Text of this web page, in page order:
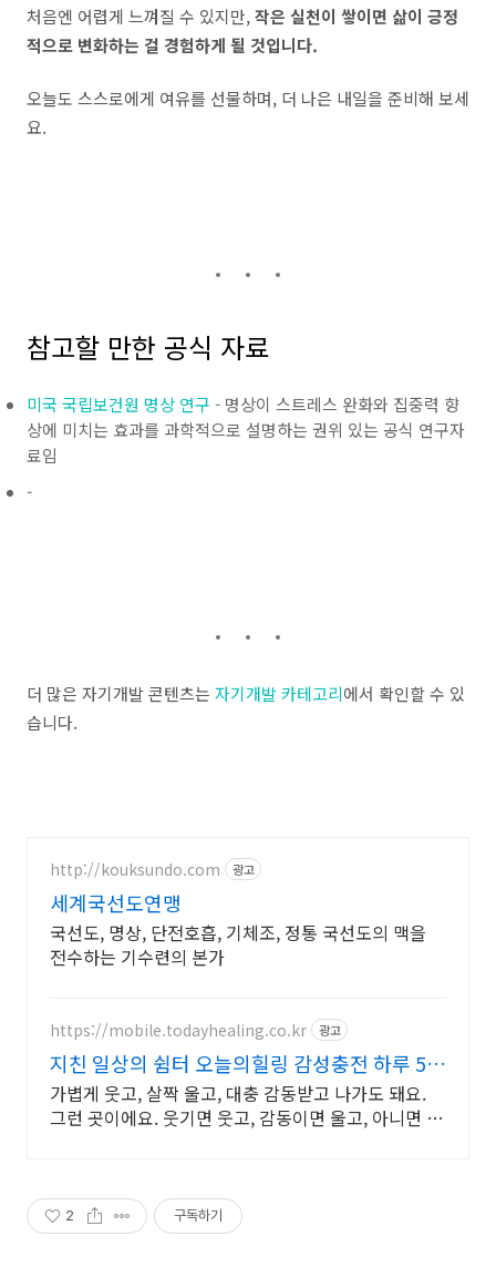
처음엔 어렵게 느껴질 수 있지만,작은 실천이 쌓이면 삶이 긍정
적으로 변화하는 걸 경험하게 될 것입니다.
오늘도 스스로에게 여유를 선물하며, 더 나은 내일을 준비해 보세
요.
참고할 만한 공식 자료
미국 국립보건원 명상 연구 - 명상이 스트레스 완화와 집중력 향
상에 미치는 효과를 과학적으로 설명하는 권위 있는 공식 연구자
료임
-
더 많은 자기개발 콘텐츠는 자기개발 카테고리에서 확인할 수 있
습니다.
http://kouksundo.com 광고
세계국선도연맹
국선도, 명상, 단전호흡, 기체조, 정통 국선도의 맥을
전수하는 기수련의 본가
https://mobile.todayhealing.co.kr 광고
지친 일상의 쉼터 오늘의힐링 감성충전 하루 5분
힐링타임
가볍게 웃고, 살짝 울고, 대충 감동받고 나가도 돼요.
그런 곳이에요. 웃기면 웃고, 감동이면 울고, 아니면 그
2 구독하기